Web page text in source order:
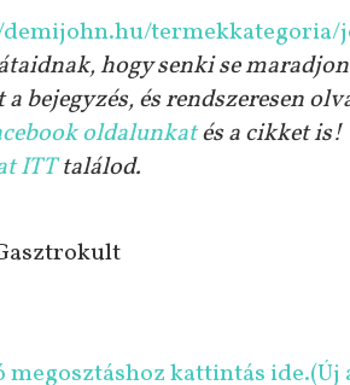
termekkategoria/
hogy senki se
bejegyzés, és rendszeresen
oldalunkatés a cikket is!
ITTtalálod.
megosztáshoz kattintás